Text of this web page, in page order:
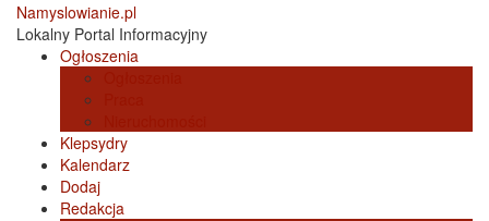
Namyslowianie.pl
Lokalny Portal Informacyjny
Ogłoszenia
Klepsydry
Kalendarz
Dodaj
Redakcja